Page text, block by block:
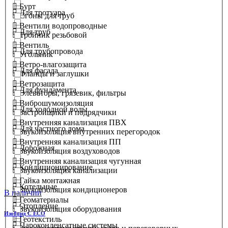
Сгоны для труб
Тройник резьбовой
Угольник
Фланцы и заглушки
Элеваторы, грязевик, фильтры
Застройщики и подрядчики
Звукоизоляция внутренних перегородок
Звукоизоляция воздуховодов
Звукоизоляция канализации
Звукоизоляция кондиционеров
Звукоизоляция оборудования
Для тротуара
Для труб
Для трубопровода
Для фасада
Для фундамента
Для холодной воды
Для частного дома
Дорожная
Кондиционирование
Котельные
Отопление
Пароконденсатные системы
Бурт
Вентили водопроводные
Вентиль
Ветро-влагозащита
Ветрозащита
Виброшумоизоляция
Внутренняя канализация ПВХ
Внутренняя канализация ПП
Внутренняя канализация чугунная
Гайка монтажная
Геоматериалы
Геотекстиль
В наличии
Изобонд C ECO